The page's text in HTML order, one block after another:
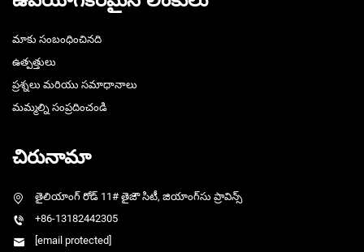
మాకు సంబంధించినది
ఉత్పత్తులు
ప్రశ్నలు మరియు సమాధానాలు
మమ్మల్ని సంప్రదించండి
చిరునామా
తైలియాంగ్ రోడ్ 11# తైజౌ సిటీ, జియాంగ్‌సు ప్రావిన్స్
+86-13182442305
[email protected]